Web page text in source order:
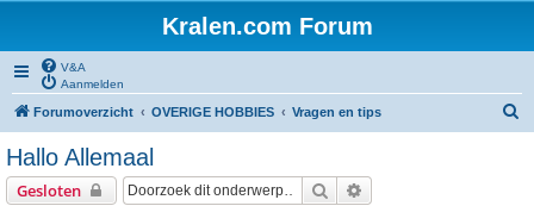
Kralen.com Forum
V&A
Aanmelden
Forumoverzicht OVERIGE HOBBIES Vragen en tips
Hallo Allemaal
Gesloten Zoek